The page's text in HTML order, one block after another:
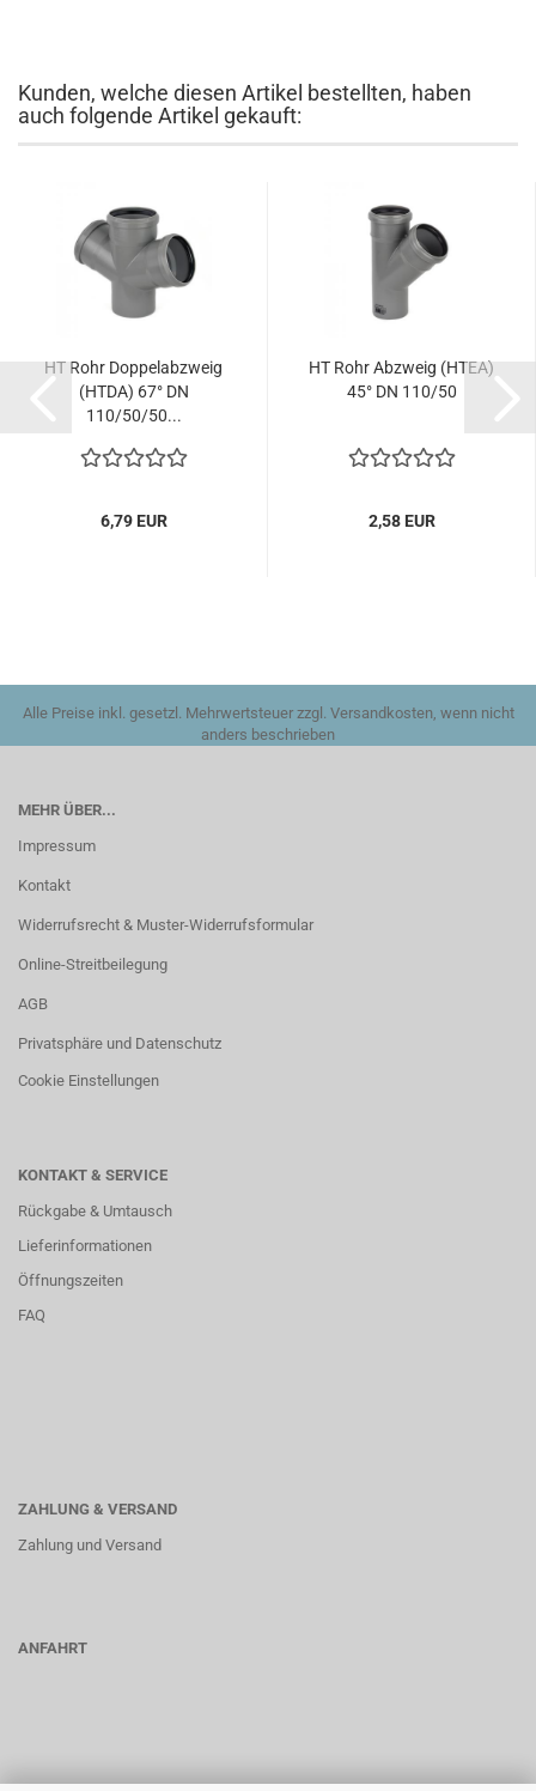
Kunden, welche diesen Artikel bestellten, haben
auch folgende Artikel gekauft:
HT Rohr Doppelabzweig
(HTDA) 67° DN
110/50/50...
6,79 EUR
HT Rohr Abzweig (HTEA)
45° DN 110/50
2,58 EUR
Alle Preise inkl. gesetzl. Mehrwertsteuer zzgl. Versandkosten, wenn nicht
anders beschrieben
MEHR ÜBER...
Impressum
Kontakt
Widerrufsrecht & Muster-Widerrufsformular
Online-Streitbeilegung
AGB
Privatsphäre und Datenschutz
Cookie Einstellungen
KONTAKT & SERVICE
Rückgabe & Umtausch
Lieferinformationen
Öffnungszeiten
FAQ
ZAHLUNG & VERSAND
Zahlung und Versand
ANFAHRT